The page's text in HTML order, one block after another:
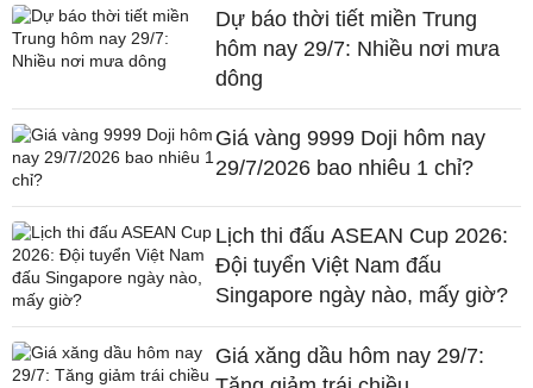
Dự báo thời tiết miền Trung
hôm nay 29/7: Nhiều nơi mưa
dông
Giá vàng 9999 Doji hôm nay
29/7/2026 bao nhiêu 1 chỉ?
Lịch thi đấu ASEAN Cup 2026:
Đội tuyển Việt Nam đấu
Singapore ngày nào, mấy giờ?
Giá xăng dầu hôm nay 29/7: